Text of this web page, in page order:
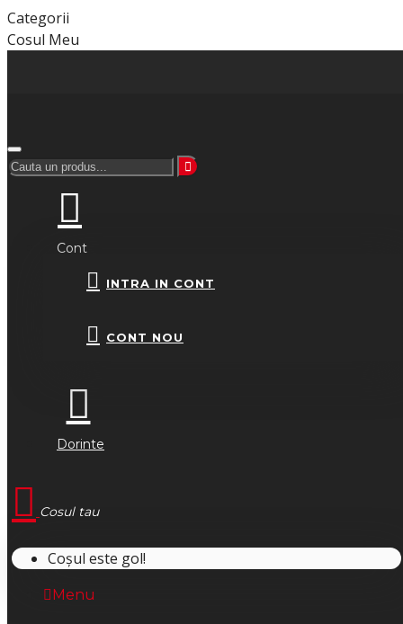
Categorii
Cosul Meu
Cont
INTRA IN CONT
CONT NOU
Dorinte
Cosul tau
Coșul este gol!
Menu